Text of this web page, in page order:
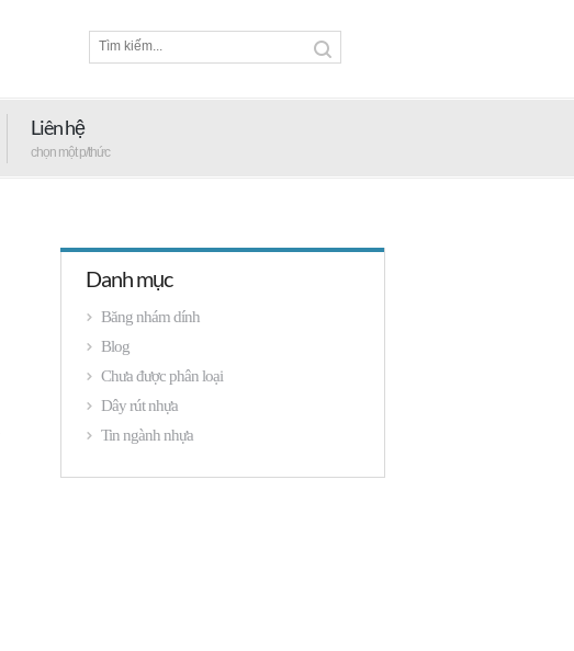
Liên hệ
chọn một p/thức
Danh mục
Băng nhám dính
Blog
Chưa được phân loại
Dây rút nhựa
Tin ngành nhựa